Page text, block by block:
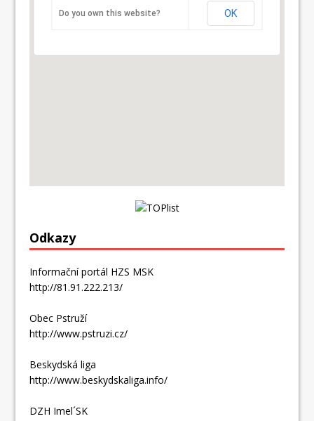
Do you own this website? OK
Odkazy
Informační portál HZS MSK
http://81.91.222.213/
Obec Pstruží
http://www.pstruzi.cz/
Beskydská liga
http://www.beskydskaliga.info/
DZH Imel´SK